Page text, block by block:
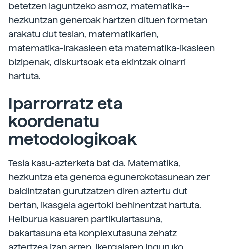
betetzen laguntzeko asmoz, matematika-­
hezkuntzan generoak hartzen dituen formetan
arakatu dut tesian, matematikarien,
matematika-­irakasleen eta matematika-ikasleen
bizipenak, diskurtsoak eta ekintzak oinarri
hartuta.
Iparrorratz eta
koordenatu
metodologikoak
Tesia kasu-azterketa bat da. Matematika,
hezkuntza eta generoa egunerokotasunean zer
baldintzatan gurutzatzen diren aztertu dut
bertan, ikasgela agertoki behinentzat hartuta.
Helburua kasuaren partikulartasuna,
bakartasuna eta konplexutasuna zehatz